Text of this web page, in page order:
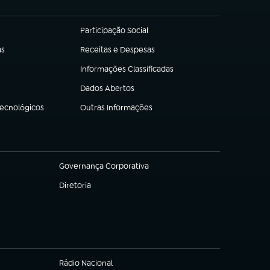
Participação Social
(abre em nova aba)
Receitas e Despesas
(abre em nova aba)
Informações Classificadas
(abre em nova aba)
Dados Abertos
(abre em nova aba)
Outras Informações
(abre em nova aba)
Governança Corporativa
(abre em nova aba)
Diretoria
(abre em nova aba)
Rádio Nacional
(abre em nova aba)